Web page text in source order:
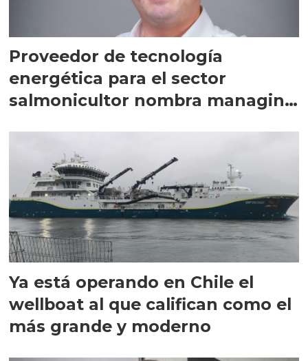
Proveedor de tecnología
energética para el sector
salmonicultor nombra managing
Ya está operando en Chile el
wellboat al que califican como el
más grande y moderno